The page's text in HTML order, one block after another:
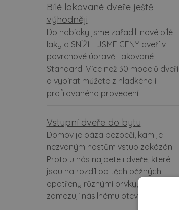
Bílé lakované dveře ještě
výhodněji
Do nabídky jsme zařadili nové bílé
laky a SNÍŽILI JSME CENY dveří v
povrchové úpravě Lakované
Standard. Více než 30 modelů dveří
a vybírat můžete z hladkého i
profilovaného provedení.
Vstupní dveře do bytu
Domov je oáza bezpečí, kam je
nezvaným hostům vstup zakázán.
Proto u nás najdete i dveře, které
jsou na rozdíl od těch běžných
opatřeny různými prvky, které
zamezují násilnému otevření.